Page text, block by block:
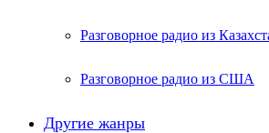
Разговорное радио из
Разговорное радио из США
Другие жанры